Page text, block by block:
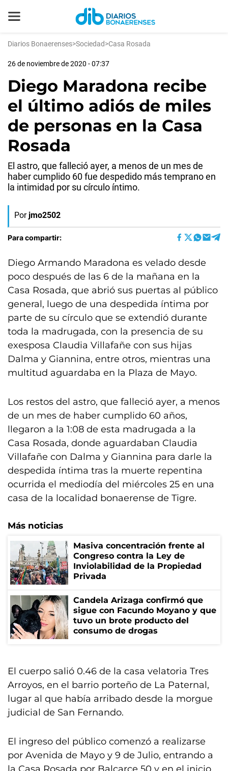
Diarios Bonaerenses>Sociedad>Casa Rosada
26 de noviembre de 2020 - 07:37
Diego Maradona recibe
el último adiós de miles
de personas en la Casa
Rosada
El astro, que falleció ayer, a menos de un mes de
haber cumplido 60 fue despedido más temprano en
la intimidad por su círculo íntimo.
Por jmo2502
Para compartir:
Diego Armando Maradona es velado desde
poco después de las 6 de la mañana en la
Casa Rosada, que abrió sus puertas al público
general, luego de una despedida íntima por
parte de su círculo que se extendió durante
toda la madrugada, con la presencia de su
exesposa Claudia Villafañe con sus hijas
Dalma y Giannina, entre otros, mientras una
multitud aguardaba en la Plaza de Mayo.
Los restos del astro, que falleció ayer, a menos
de un mes de haber cumplido 60 años,
llegaron a la 1:08 de esta madrugada a la
Casa Rosada, donde aguardaban Claudia
Villafañe con Dalma y Giannina para darle la
despedida íntima tras la muerte repentina
ocurrida el mediodía del miércoles 25 en una
casa de la localidad bonaerense de Tigre.
Más noticias
Masiva concentración frente al
Congreso contra la Ley de
Inviolabilidad de la Propiedad
Privada
Candela Arizaga confirmó que
sigue con Facundo Moyano y que
tuvo un brote producto del
consumo de drogas
El cuerpo salió 0.46 de la casa velatoria Tres
Arroyos, en el barrio porteño de La Paternal,
lugar al que había arribado desde la morgue
judicial de San Fernando.
El ingreso del público comenzó a realizarse
por Avenida de Mayo y 9 de Julio, entrando a